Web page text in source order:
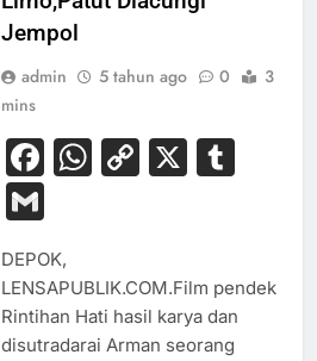
Jempol
admin 5 tahun ago 0
3
mins
Facebook
WhatsApp
Copy
X
Gmail
DEPOK,
LENSAPUBLIK.COM.Film pendek
Rintihan Hati hasil karya dan
disutradarai Arman seorang